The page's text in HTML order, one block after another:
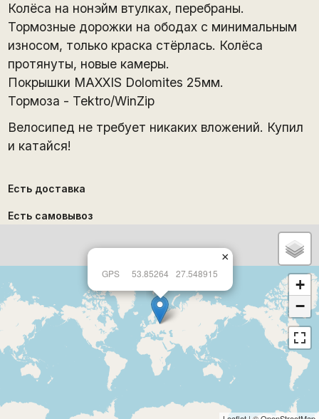
Колёса на нонэйм втулках, перебраны.
Тормозные дорожки на ободах с минимальным
износом, только краска стёрлась. Колёса
протянуты, новые камеры.
Покрышки MAXXIS Dolomites 25мм.
Тормоза - Tektro/WinZip
Велосипед не требует никаких вложений. Купил
и катайся!
Есть доставка
Есть самовывоз
GPS 53.85264 27.548915
×
+
−